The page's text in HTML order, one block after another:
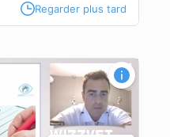
Regarder plus tard